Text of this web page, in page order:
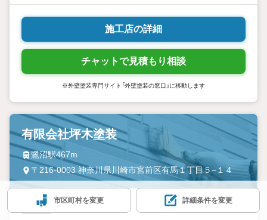
施工店の詳細
チャットで見積もり相談
※外壁塗装専門サイト「外壁塗装の窓口」に移動します
有限会社坪木塗装
鷺沼駅467m
〒216-0003 神奈川県川崎市宮前区有馬１丁目５−１４
事業内容 建築塗装
市区町村を変更 詳細条件を変更